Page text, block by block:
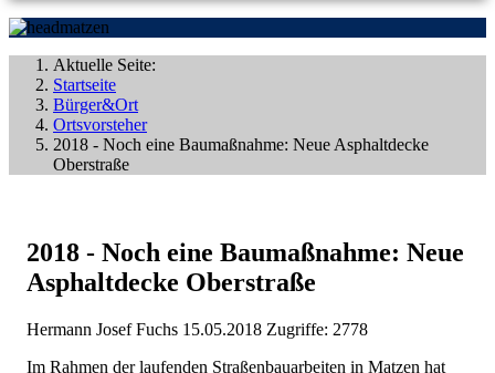
Aktuelle Seite:
Startseite
Bürger&Ort
Ortsvorsteher
2018 - Noch eine Baumaßnahme: Neue Asphaltdecke
Oberstraße
2018 - Noch eine Baumaßnahme: Neue
Asphaltdecke Oberstraße
Hermann Josef Fuchs 15.05.2018 Zugriffe: 2778
Im Rahmen der laufenden Straßenbauarbeiten in Matzen hat